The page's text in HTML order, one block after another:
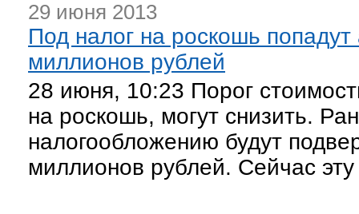
29 июня 2013
Под налог на роскошь
миллионов рублей
28 июня, 10:23 Порог
на роскошь, могут снизить.
налогообложению будут
миллионов рублей. Сейчас